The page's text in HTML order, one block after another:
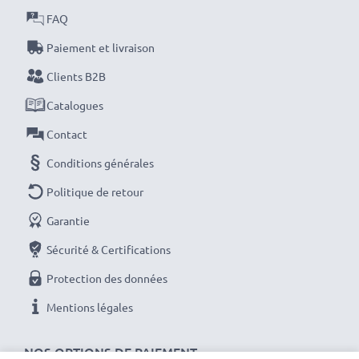
sur la qualité. Passez votre commande dès maintenant
NOS OPTIONS DE PAIEMENT
FAQ
Paiement et livraison
Clients B2B
Catalogues
Contact
Conditions générales
Politique de retour
Garantie
Sécurité & Certifications
Protection des données
Mentions légales